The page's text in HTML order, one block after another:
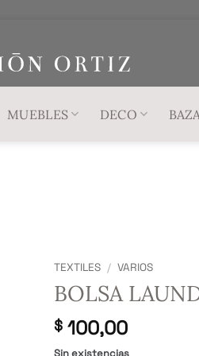
MUEBLES DECO
TEXTILES / VARIOS
BOLSA
$100,00
Sin existencias